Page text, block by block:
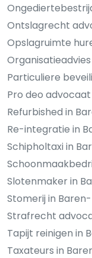
Ontslagrecht
Opslagruimte
Particuliere
Pro deo
Refurbished in
Re-integratie in
Schipholtaxi in
Slotenmaker in
Stomerij in
Strafrecht
Tapijt reinigen in
Taxateurs in